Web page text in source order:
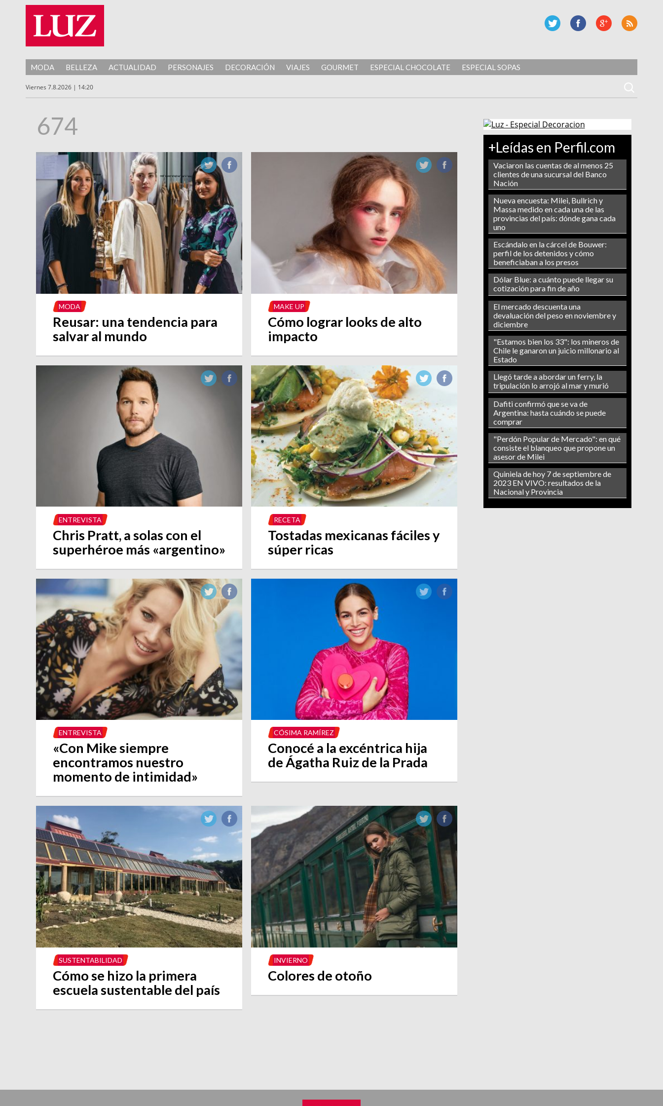
MODA BELLEZA ACTUALIDAD PERSONAJES DECORACIÓN VIAJES GOURMET ESPECIAL CHOCOLATE ESPECIAL SOPAS
Viernes 7.8.2026 | 14:20
+Leídas en Perfil.com
Vaciaron las cuentas de al menos 25
clientes de una sucursal del Banco
Nación
Nueva encuesta: Milei, Bullrich y
Massa medido en cada una de las
provincias del país: dónde gana cada
uno
Escándalo en la cárcel de Bouwer:
perfil de los detenidos y cómo
beneficiaban a los presos
Dólar Blue: a cuánto puede llegar su
cotización para fin de año
El mercado descuenta una
devaluación del peso en noviembre y
diciembre
"Estamos bien los 33": los mineros de
Chile le ganaron un juicio millonario al
Estado
Llegó tarde a abordar un ferry, la
tripulación lo arrojó al mar y murió
Dafiti confirmó que se va de
Argentina: hasta cuándo se puede
comprar
"Perdón Popular de Mercado": en qué
consiste el blanqueo que propone un
asesor de Milei
Quiniela de hoy 7 de septiembre de
2023 EN VIVO: resultados de la
Nacional y Provincia
674
MODA
Reusar: una tendencia para
salvar al mundo
MAKE UP
Cómo lograr looks de alto
impacto
ENTREVISTA
Chris Pratt, a solas con el
superhéroe más «argentino»
RECETA
Tostadas mexicanas fáciles y
súper ricas
ENTREVISTA
«Con Mike siempre
encontramos nuestro
momento de intimidad»
CÓSIMA RAMÍREZ
Conocé a la excéntrica hija
de Ágatha Ruiz de la Prada
SUSTENTABILIDAD
Cómo se hizo la primera
escuela sustentable del país
INVIERNO
Colores de otoño